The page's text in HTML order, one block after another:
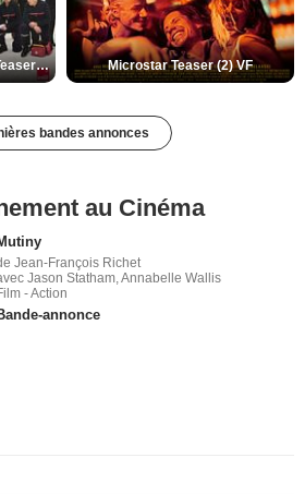
De la Comédie-Française Teaser (3) VF Microstar Teaser (2) VF
bandes annonces
au Cinéma
Jean-François Richet
Jason Statham, Annabelle Wallis
- Action
annonce